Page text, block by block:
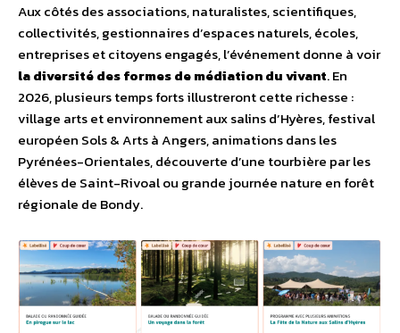
Aux côtés des associations, naturalistes, scientifiques,
collectivités, gestionnaires d’espaces naturels, écoles,
entreprises et citoyens engagés, l’événement donne à voir
la diversité des formes de médiation du vivant. En
2026, plusieurs temps forts illustreront cette richesse :
village arts et environnement aux salins d’Hyères, festival
européen Sols & Arts à Angers, animations dans les
Pyrénées-Orientales, découverte d’une tourbière par les
élèves de Saint-Rivoal ou grande journée nature en forêt
régionale de Bondy.